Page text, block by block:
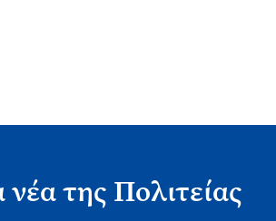
της Πολιτείας